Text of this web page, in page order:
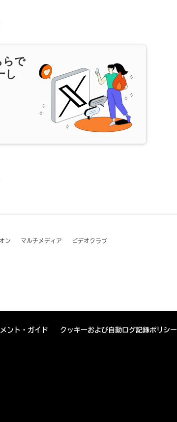
で
し
ン マルチメディア ビデオクラブ
ント・ガイド クッキーおよび自動ログ記録ポリシー